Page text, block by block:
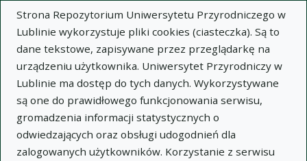
Strona Repozytorium Uniwersytetu Przyrodniczego w
Lublinie wykorzystuje pliki cookies (ciasteczka). Są to
dane tekstowe, zapisywane przez przeglądarkę na
urządzeniu użytkownika. Uniwersytet Przyrodniczy w
Lublinie ma dostęp do tych danych. Wykorzystywane
są one do prawidłowego funkcjonowania serwisu,
gromadzenia informacji statystycznych o
odwiedzających oraz obsługi udogodnień dla
zalogowanych użytkowników. Korzystanie z serwisu
Repozytorium Uniwersytetu
Przyrodniczego w Lublinie
Indeksy